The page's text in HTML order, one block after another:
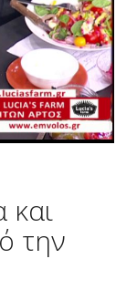
και
την